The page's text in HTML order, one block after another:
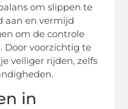
om slippen te
aan en vermijd
om de controle
Door voorzichtig te
veiliger rijden, zelfs
in